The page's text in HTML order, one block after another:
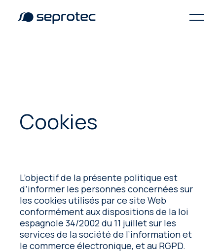
Cookies
L’objectif de la présente politique est
d’informer les personnes concernées sur
les cookies utilisés par ce site Web
conformément aux dispositions de la loi
espagnole 34/2002 du 11 juillet sur les
services de la société de l’information et
le commerce électronique, et au RGPD.